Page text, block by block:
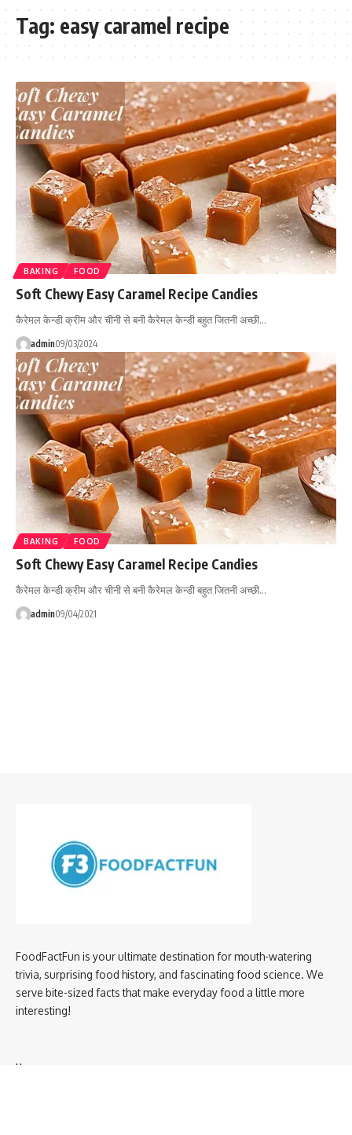
Tag: easy caramel recipe
BAKING FOOD
Soft Chewy Easy Caramel Recipe Candies
कैरेमल केन्डी क्रीम और चीनी से बनी कैरेमल केन्डी बहुत जितनी अच्छी…
admin09/03/2024
BAKING FOOD
Soft Chewy Easy Caramel Recipe Candies
कैरेमल केन्डी क्रीम और चीनी से बनी कैरेमल केन्डी बहुत जितनी अच्छी…
admin09/04/2021
FoodFactFun is your ultimate destination for mouth-watering
trivia, surprising food history, and fascinating food science. We
serve bite-sized facts that make everyday food a little more
interesting!
Home